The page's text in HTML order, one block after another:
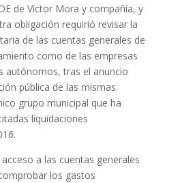
de Víctor Mora y compañía, y
obligación requirió revisar la
de las cuentas generales de
como de las empresas
autónomos, tras el anuncio
pública de las mismas.
grupo municipal que ha
liquidaciones
a las cuentas generales
los gastos